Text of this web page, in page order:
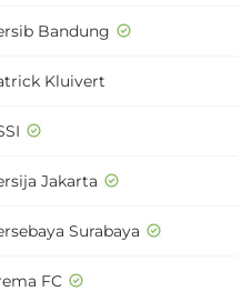
Bandung
Kluivert
Jakarta
Surabaya
FC